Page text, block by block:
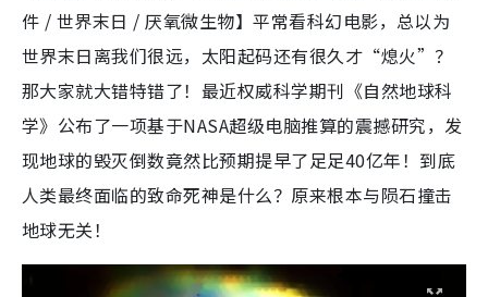
件 / 世界末日 / 厌氧微生物】平常看科幻电影，总以为
世界末日离我们很远，太阳起码还有很久才“熄火”？
那大家就大错特错了！最近权威科学期刊《自然地球科
学》公布了一项基于NASA超级电脑推算的震撼研究，发
现地球的毁灭倒数竟然比预期提早了足足40亿年！到底
人类最终面临的致命死神是什么？原来根本与陨石撞击
地球无关！